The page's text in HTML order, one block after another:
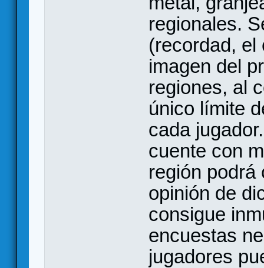
regionales.
(recordad,
imagen del
regiones, al
único límite
cada
cuente con
región podrá
opinión de
consigue
encuestas
jugadores